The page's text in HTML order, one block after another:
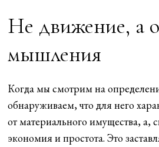
Не движение, а
мышления
Когда мы смотрим на
обнаруживаем, что для него
от материального имущества, а,
экономия и простота. Это